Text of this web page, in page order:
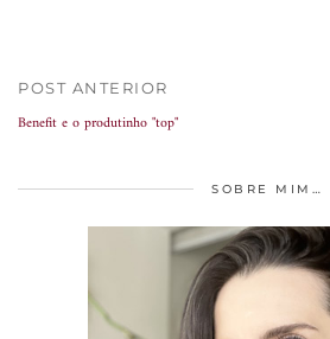
POST ANTERIOR
Benefit e o produtinho "top"
SOBRE MIM…